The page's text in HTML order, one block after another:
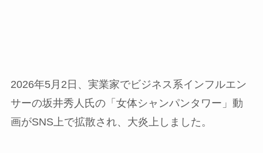
2026年5月2日、実業家でビジネス系インフルエン
サーの坂井秀人氏の「女体シャンパンタワー」動
画がSNS上で拡散され、大炎上しました。